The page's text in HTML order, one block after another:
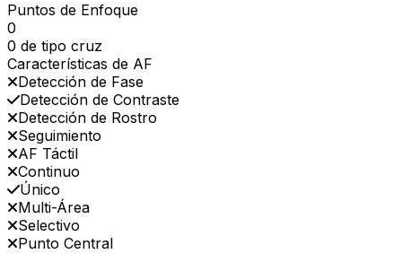
Puntos de Enfoque
0
0 de tipo cruz
Características de AF
Detección de Fase
Detección de Contraste
Detección de Rostro
Seguimiento
AF Táctil
Continuo
Único
Multi-Área
Selectivo
Punto Central